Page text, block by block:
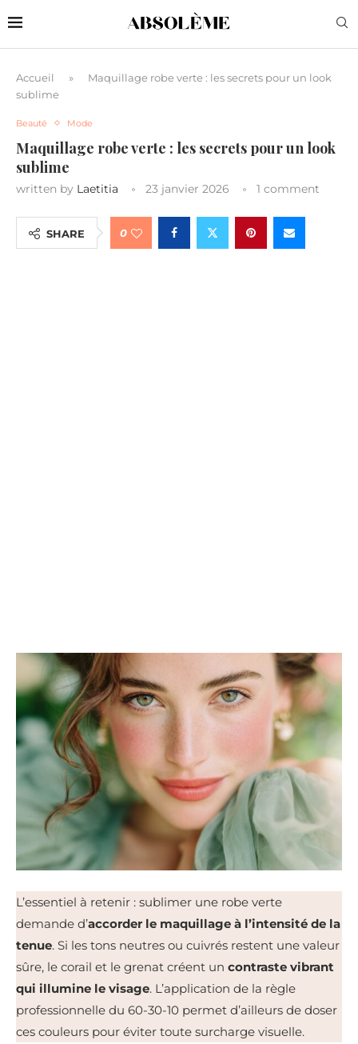
Accueil »
Maquillage robe verte : les secrets pour un look
sublime
Beauté Mode
Maquillage robe verte : les secrets pour un look
sublime
written by Laetitia 23 janvier 2026 1 comment
SHARE 0
L’essentiel à retenir : sublimer une robe verte
demande d’accorder le maquillage à l’intensité de la
tenue. Si les tons neutres ou cuivrés restent une valeur
sûre, le corail et le grenat créent un contraste vibrant
qui illumine le visage. L’application de la règle
professionnelle du 60-30-10 permet d’ailleurs de doser
ces couleurs pour éviter toute surcharge visuelle.